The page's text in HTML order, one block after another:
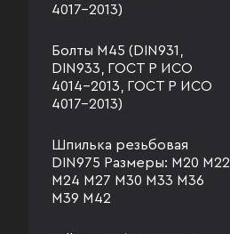
4017-2013)
Болты М45 (DIN931,
DIN933, ГОСТ Р ИСО
4014-2013, ГОСТ Р ИСО
4017-2013)
Шпилька резьбовая
DIN975 Размеры: М20 М22
М24 М27 М30 М33 М36
М39 М42